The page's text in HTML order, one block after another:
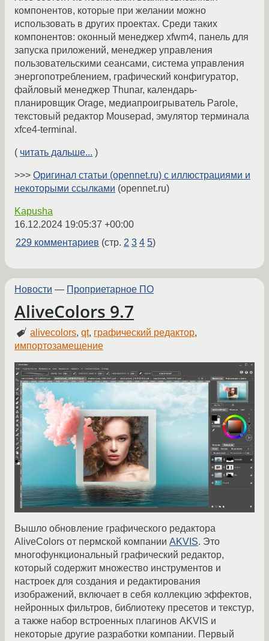
компонентов, которые при желании можно
использовать в других проектах. Среди таких
компонентов: оконный менеджер xfwm4, панель для
запуска приложений, менеджер управления
пользовательскими сеансами, система управления
энергопотреблением, графический конфигуратор,
файловый менеджер Thunar, календарь-
планировщик Orage, медиапроигрыватель Parole,
текстовый редактор Mousepad, эмулятор терминала
xfce4-terminal.
( читать дальше... )
>>> Оригинал статьи (opennet.ru) с иллюстрациями и
некоторыми ссылками (opennet.ru)
Kapusha
16.12.2024 19:05:37 +00:00
229 комментариев (стр. 2 3 4 5)
Новости — Проприетарное ПО
AliveColors 9.7
alivecolors,qt, графический редактор,
импортозамещение
Вышло обновление графического редактора
AliveColors от пермской компании AKVIS. Это
многофункциональный графический редактор,
который содержит множество инструментов и
настроек для создания и редактирования
изображений, включает в себя коллекцию эффектов,
нейронных фильтров, библиотеку пресетов и текстур,
а также набор встроенных плагинов AKVIS и
некоторые другие разработки компании. Первый